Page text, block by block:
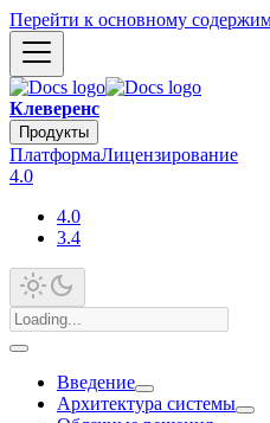
Перейти к основному
Клеверенс
Продукты
ПлатформаЛицензирование
4.0
4.0
3.4
Введение
Архитектура системы